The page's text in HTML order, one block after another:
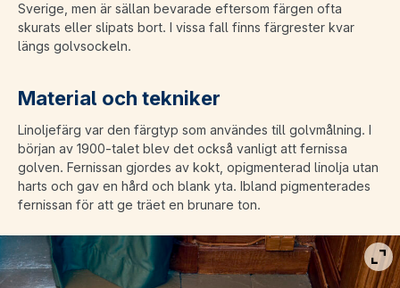
Sverige, men är sällan bevarade eftersom färgen ofta
skurats eller slipats bort. I vissa fall finns färgrester kvar
längs golvsockeln.
Material och tekniker
Linoljefärg var den färgtyp som användes till golvmålning. I
början av 1900-talet blev det också vanligt att fernissa
golven. Fernissan gjordes av kokt, opigmenterad linolja utan
harts och gav en hård och blank yta. Ibland pigmenterades
fernissan för att ge träet en brunare ton.